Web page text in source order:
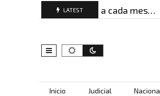
LATEST
buscan ayuda cada mes…
Skip to content
Inicio Judicial